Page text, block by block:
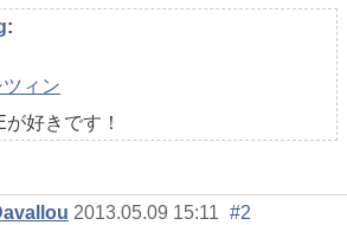
:
ィン
好きです！
2013.05.09 15:11 #2